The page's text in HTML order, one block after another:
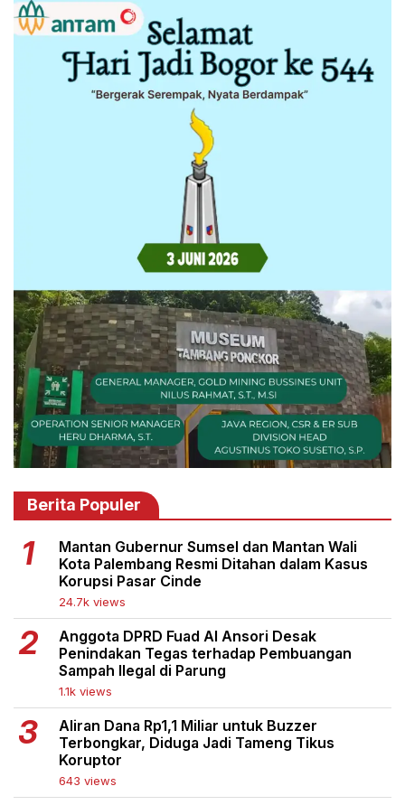
Berita Populer
Mantan Gubernur Sumsel dan Mantan Wali
Kota Palembang Resmi Ditahan dalam Kasus
Korupsi Pasar Cinde
24.7k views
Anggota DPRD Fuad Al Ansori Desak
Penindakan Tegas terhadap Pembuangan
Sampah Ilegal di Parung
1.1k views
Aliran Dana Rp1,1 Miliar untuk Buzzer
Terbongkar, Diduga Jadi Tameng Tikus
Koruptor
643 views